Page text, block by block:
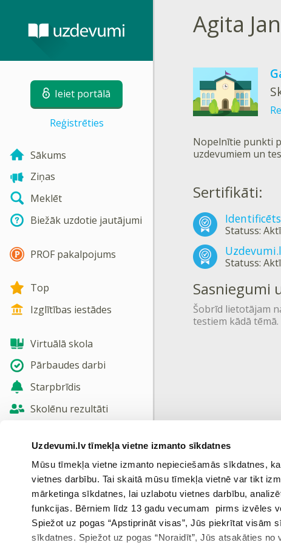
Uzdevumi.lv tīmekļa vietne izmanto sīkdatnes
Mūsu tīmekļa vietne izmanto nepieciešamās sīkdatnes,
vietnes darbību. Tai skaitā mūsu tīmekļa vietnē var tikt
mārketinga sīkdatnes, lai uzlabotu vietnes darbību,
funkcijas. Bērniem līdz 13 gadu vecumam pirms izvēles
Spiežot uz pogas “Apstiprināt visas”, Jūs piekrītat
sīkdatnes. Spiežot uz pogas “Noraidīt”, Jūs atsakāties
Ieiet portālā
Reģistrēties
Sākums
Ziņas
Meklēt
Biežāk uzdotie jautājumi
PROF pakalpojums
Top
Izglītības iestādes
Virtuālā skola
Pārbaudes darbi
Starpbrīdis
Skolēnu rezultāti
Nosūtīt atsauksmi
Skatīt vairāk
Agita
Nopelnītie punkti
uzdevumiem un
Sertifikāti:
Statuss:
Statuss:
Sasniegumi
Šobrīd lietotājam
testiem kādā tēmā.